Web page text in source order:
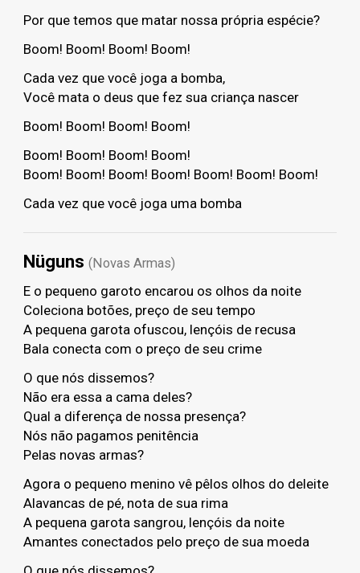
Por que temos que matar nossa própria espécie?
Boom! Boom! Boom! Boom!
Cada vez que você joga a bomba,
Você mata o deus que fez sua criança nascer
Boom! Boom! Boom! Boom!
Boom! Boom! Boom! Boom!
Boom! Boom! Boom! Boom! Boom! Boom! Boom!
Cada vez que você joga uma bomba
Nüguns (Novas Armas)
E o pequeno garoto encarou os olhos da noite
Coleciona botões, preço de seu tempo
A pequena garota ofuscou, lençóis de recusa
Bala conecta com o preço de seu crime
O que nós dissemos?
Não era essa a cama deles?
Qual a diferença de nossa presença?
Nós não pagamos penitência
Pelas novas armas?
Agora o pequeno menino vê pêlos olhos do deleite
Alavancas de pé, nota de sua rima
A pequena garota sangrou, lençóis da noite
Amantes conectados pelo preço de sua moeda